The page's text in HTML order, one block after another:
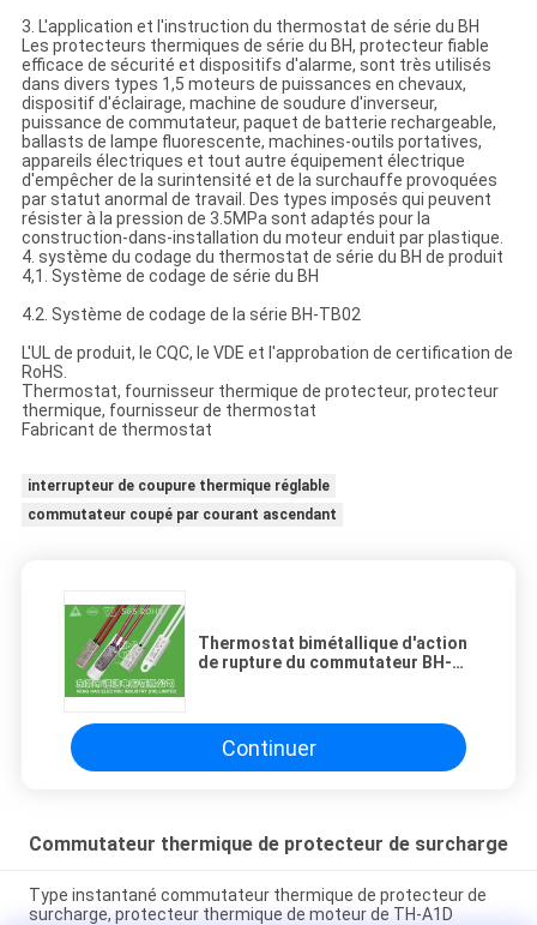
3. L'application et l'instruction du thermostat de série du BH
Les protecteurs thermiques de série du BH, protecteur fiable
efficace de sécurité et dispositifs d'alarme, sont très utilisés
dans divers types 1,5 moteurs de puissances en chevaux,
dispositif d'éclairage, machine de soudure d'inverseur,
puissance de commutateur, paquet de batterie rechargeable,
ballasts de lampe fluorescente, machines-outils portatives,
appareils électriques et tout autre équipement électrique
d'empêcher de la surintensité et de la surchauffe provoquées
par statut anormal de travail. Des types imposés qui peuvent
résister à la pression de 3.5MPa sont adaptés pour la
construction-dans-installation du moteur enduit par plastique.
4. système du codage du thermostat de série du BH de produit
4,1. Système de codage de série du BH
4.2. Système de codage de la série BH-TB02
L'UL de produit, le CQC, le VDE et l'approbation de certification de
RoHS.
Thermostat, fournisseur thermique de protecteur, protecteur
thermique, fournisseur de thermostat
Fabricant de thermostat
interrupteur de coupure thermique réglable
commutateur coupé par courant ascendant
Thermostat bimétallique d'action
de rupture du commutateur BH-
Continuer
Commutateur thermique de protecteur de surcharge
Type instantané commutateur thermique de protecteur de
surcharge, protecteur thermique de moteur de TH-A1D